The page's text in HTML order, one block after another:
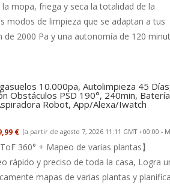
mopa, friega y seca la totalidad de la
modos de limpieza que se adaptan a tus
de 2000 Pa y una autonomía de 120
10.000pa, Autolimpieza 45
Obstáculos PSD 190°, 240min, Batería
Robot, App/Alexa/Iwatch
€ (a partir de agosto 7, 2026 11:11 GMT +00:00 -
360° + Mapeo de varias plantas】
rápido y preciso de toda la casa, Logra
mapas de varias plantas y